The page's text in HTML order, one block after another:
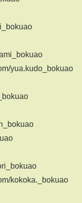
yua.kudo_bokuao
kokoka._bokuao